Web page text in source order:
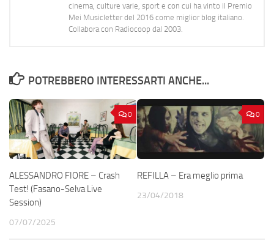
cinema, culture varie, sport e con cui ha vinto il Premio
Mei Musicletter del 2016 come miglior blog italiano.
Collabora con Radiocoop dal 2003.
POTREBBERO INTERESSARTI ANCHE...
0
ALESSANDRO FIORE – Crash
Test! (Fasano-Selva Live
Session)
07/07/2025
0
REFILLA – Era meglio prima
23/04/2018